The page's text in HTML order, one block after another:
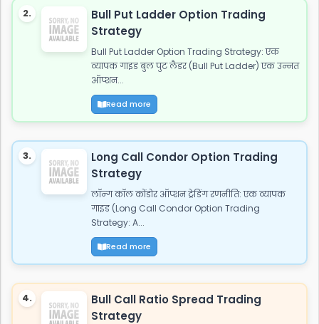
2.
Bull Put Ladder Option Trading
Strategy
Bull Put Ladder Option Trading Strategy: एक
व्यापक गाइड बुल पुट लैडर (Bull Put Ladder) एक उन्नत
ऑप्शन...
Read more
3.
Long Call Condor Option Trading
Strategy
लॉन्ग कॉल कोंडोर ऑप्शन ट्रेडिंग रणनीति: एक व्यापक
गाइड (Long Call Condor Option Trading
Strategy: A...
Read more
4.
Bull Call Ratio Spread Trading
Strategy